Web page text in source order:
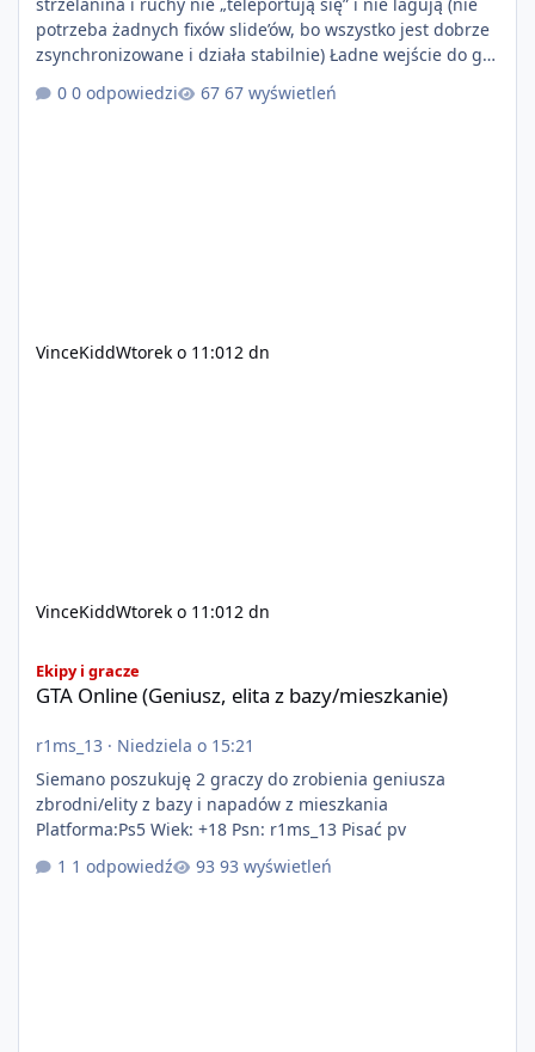
potrzeba żadnych fixów slide’ów, bo wszystko jest dobrze
zsynchronizowane i działa stabilnie) Ładne wejście do gry
+ solidny antycheat na poziomie multiplayera Wygodne
pisanie własnych modów i skryptów (wsparcie C# / JS /
0 odpowiedzi 67 wyświetleń
VinceKiddWtorek o 11:01 2 dn
VinceKiddWtorek o 11:01 2 dn
Ekipy i gracze
GTA Online (Geniusz, elita z bazy/mieszkanie)
r1ms_13 · Niedziela o 15:21
Siemano poszukuję 2 graczy do zrobienia geniusza
zbrodni/elity z bazy i napadów z mieszkania
Platforma:Ps5 Wiek: +18 Psn: r1ms_13 Pisać pv
1 odpowiedź
93 wyświetleń